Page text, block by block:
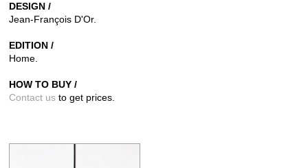
DESIGN /
Jean-François D'Or.
EDITION /
Home.
HOW TO BUY /
Contact us to get prices.